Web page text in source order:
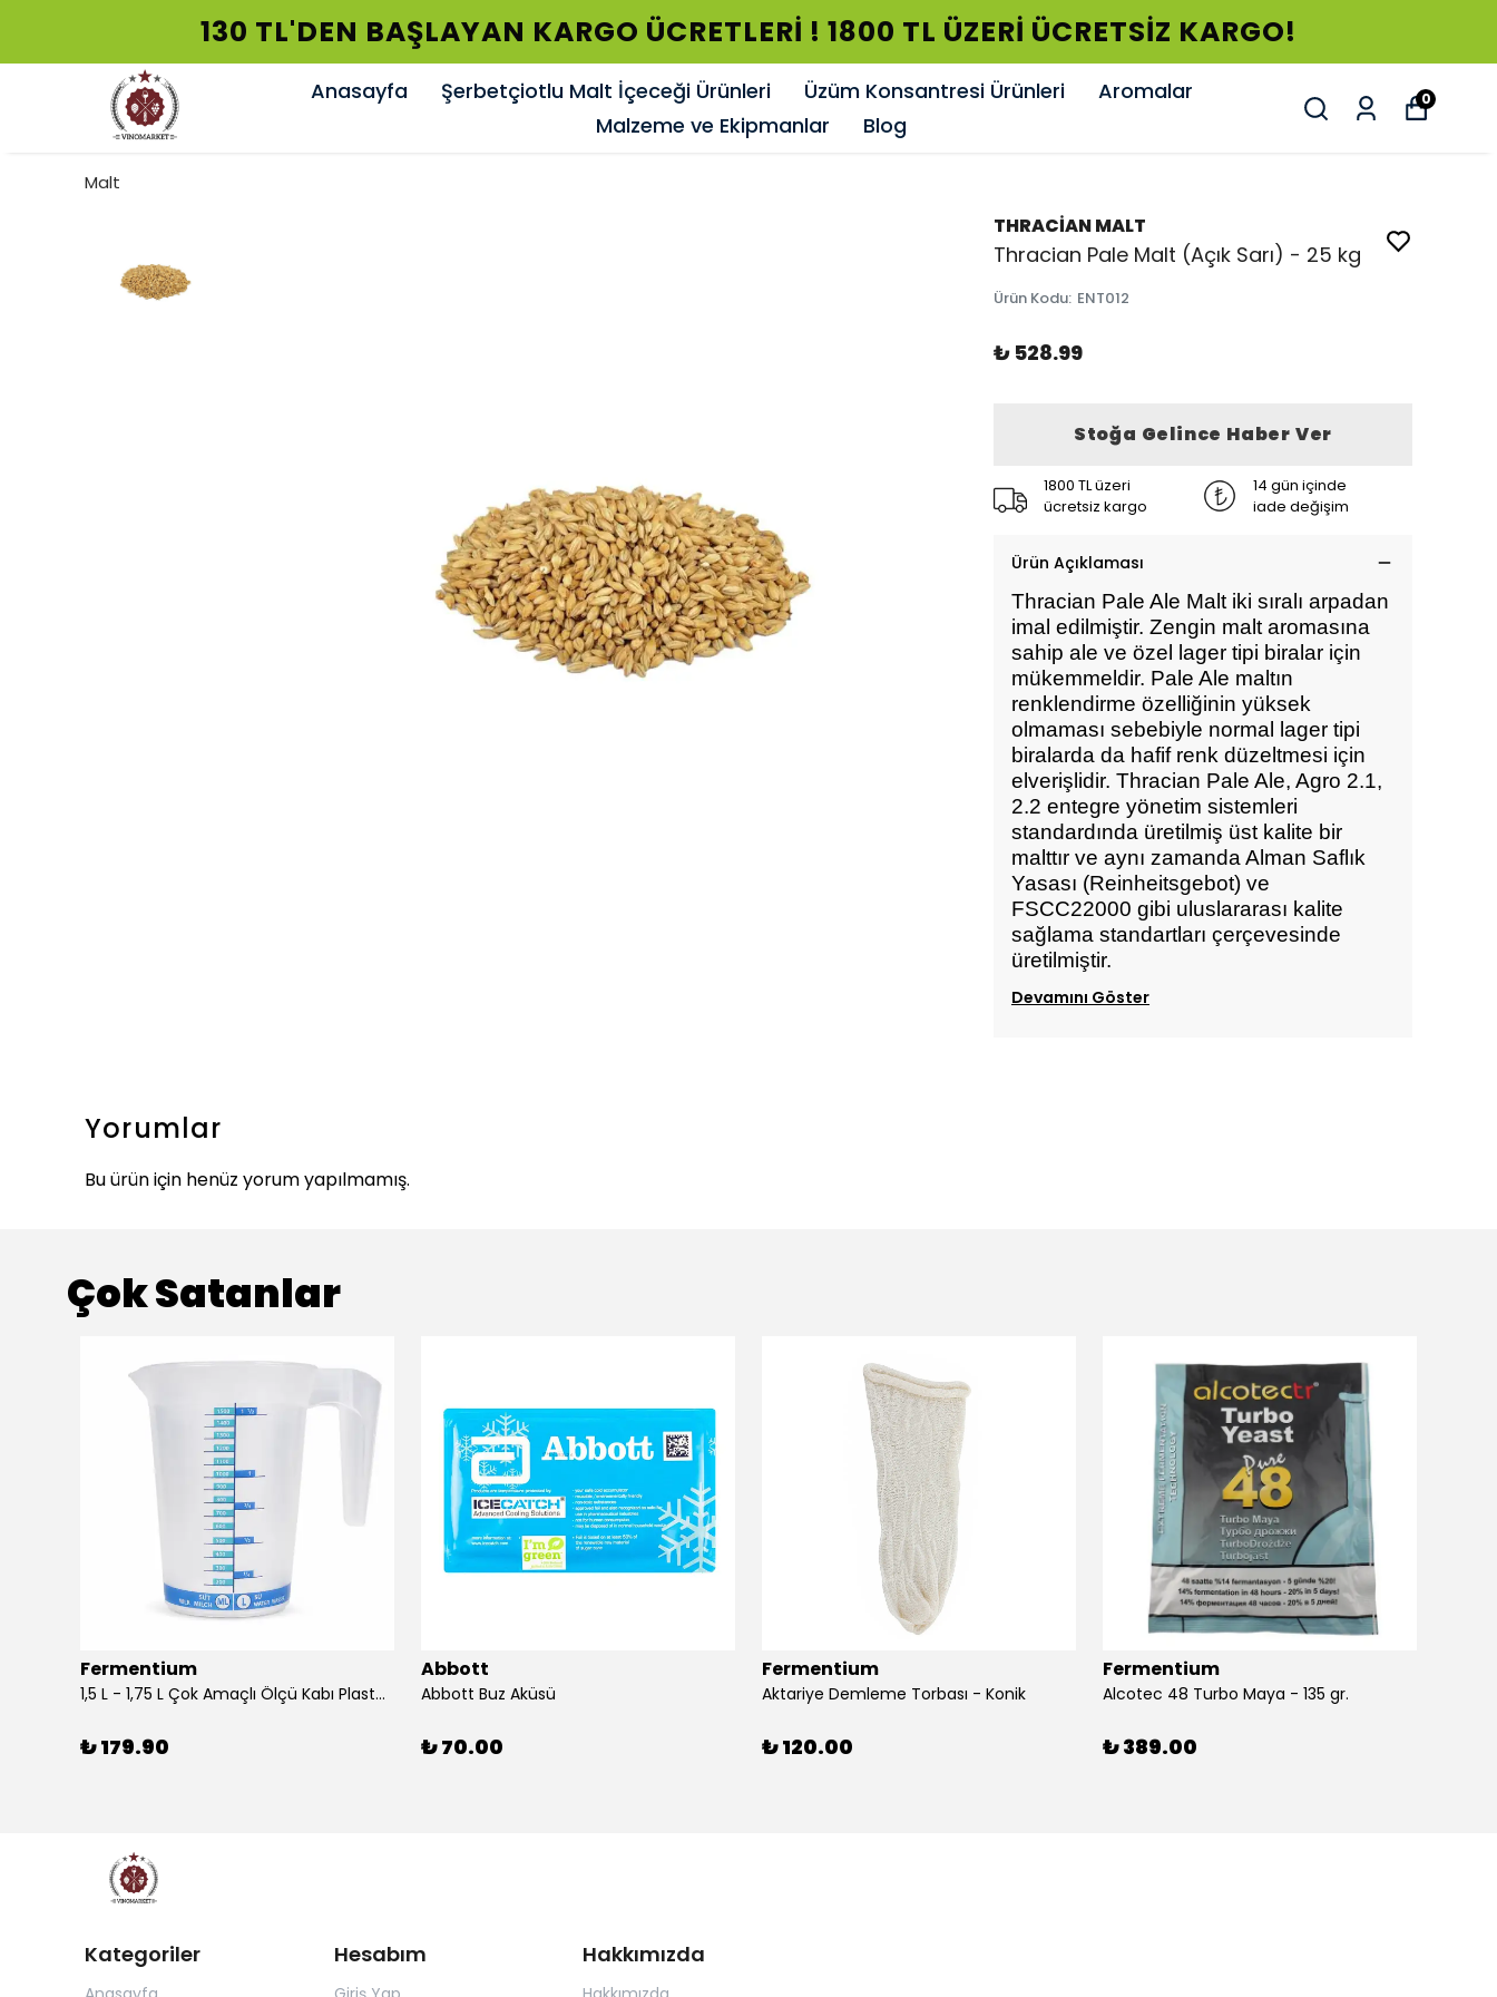
130 TL'DEN BAŞLAYAN KARGO ÜCRETLERİ ! 1800 TL ÜZERİ ÜCRETSİZ KARGO!
Anasayfa Şerbetçiotlu Malt İçeceği Ürünleri Üzüm Konsantresi Ürünleri
Aromalar
Malzeme ve Ekipmanlar
Blog
0
Malt
THRACİAN MALT
Thracian Pale Malt (Açık Sarı) - 25 kg
Ürün Kodu: ENT012
₺ 528.99
Stoğa Gelince Haber Ver
1800 TL üzeri
ücretsiz kargo
14 gün içinde
iade değişim
Ürün Açıklaması
Thracian Pale Ale Malt iki sıralı arpadan
imal edilmiştir. Zengin malt aromasına
sahip ale ve özel lager tipi biralar için
mükemmeldir. Pale Ale maltın
renklendirme özelliğinin yüksek
olmaması sebebiyle normal lager tipi
biralarda da hafif renk düzeltmesi için
elverişlidir. Thracian Pale Ale, Agro 2.1,
2.2 entegre yönetim sistemleri
standardında üretilmiş üst kalite bir
malttır ve aynı zamanda Alman Saflık
Yasası (Reinheitsgebot) ve
FSCC22000 gibi uluslararası kalite
sağlama standartları çerçevesinde
üretilmiştir.
Devamını Göster
Yorumlar
Bu ürün için henüz yorum yapılmamış.
Çok Satanlar
Fermentium
1,5 L - 1,75 L Çok Amaçlı Ölçü Kabı PlastArt
₺ 179.90
Abbott
Abbott Buz Aküsü
₺ 70.00
Fermentium
Aktariye Demleme Torbası - Konik
₺ 120.00
Fermentium
Alcotec 48 Turbo Maya - 135 gr.
₺ 389.00
Kategoriler Hesabım Hakkımızda